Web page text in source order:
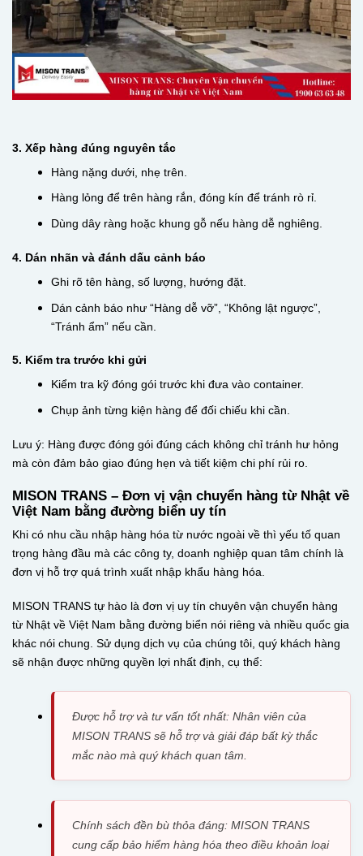
3. Xếp hàng đúng nguyên tắc
Hàng nặng dưới, nhẹ trên.
Hàng lỏng để trên hàng rắn, đóng kín để tránh rò rỉ.
Dùng dây ràng hoặc khung gỗ nếu hàng dễ nghiêng.
4. Dán nhãn và đánh dấu cảnh báo
Ghi rõ tên hàng, số lượng, hướng đặt.
Dán cảnh báo như “Hàng dễ vỡ”, “Không lật ngược”,
“Tránh ẩm” nếu cần.
5. Kiểm tra trước khi gửi
Kiểm tra kỹ đóng gói trước khi đưa vào container.
Chụp ảnh từng kiện hàng để đối chiếu khi cần.
Lưu ý: Hàng được đóng gói đúng cách không chỉ tránh hư hỏng
mà còn đảm bảo giao đúng hẹn và tiết kiệm chi phí rủi ro.
MISON TRANS – Đơn vị vận chuyển hàng từ Nhật về
Việt Nam bằng đường biển uy tín
Khi có nhu cầu nhập hàng hóa từ nước ngoài về thì yếu tố quan
trọng hàng đầu mà các công ty, doanh nghiệp quan tâm chính là
đơn vị hỗ trợ quá trình xuất nhập khẩu hàng hóa.
MISON TRANS tự hào là đơn vị uy tín chuyên vận chuyển hàng
từ Nhật về Việt Nam bằng đường biển nói riêng và nhiều quốc gia
khác nói chung. Sử dụng dịch vụ của chúng tôi, quý khách hàng
sẽ nhận được những quyền lợi nhất định, cụ thể:
Được hỗ trợ và tư vấn tốt nhất: Nhân viên của
MISON TRANS sẽ hỗ trợ và giải đáp bất kỳ thắc
mắc nào mà quý khách quan tâm.
Chính sách đền bù thỏa đáng: MISON TRANS
cung cấp bảo hiểm hàng hóa theo điều khoản loại